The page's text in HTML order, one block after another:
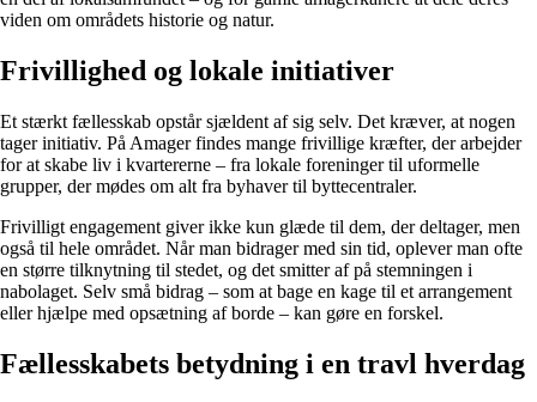
viden om områdets historie og natur.
Frivillighed og lokale initiativer
Et stærkt fællesskab opstår sjældent af sig selv. Det kræver, at nogen
tager initiativ. På Amager findes mange frivillige kræfter, der arbejder
for at skabe liv i kvartererne – fra lokale foreninger til uformelle
grupper, der mødes om alt fra byhaver til byttecentraler.
Frivilligt engagement giver ikke kun glæde til dem, der deltager, men
også til hele området. Når man bidrager med sin tid, oplever man ofte
en større tilknytning til stedet, og det smitter af på stemningen i
nabolaget. Selv små bidrag – som at bage en kage til et arrangement
eller hjælpe med opsætning af borde – kan gøre en forskel.
Fællesskabets betydning i en travl hverdag